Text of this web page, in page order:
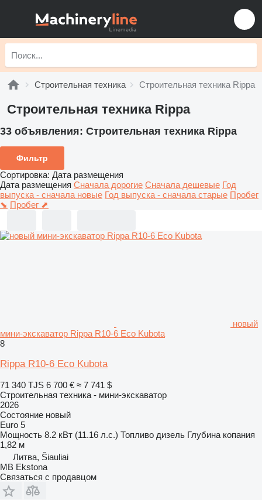
Строительная техника Строительная техника Rippa
Строительная техника Rippa
33 объявления: Строительная техника Rippa
Фильтр
Сортировка: Дата размещения
Дата размещения Сначала дорогие Сначала дешевые Год
выпуска - сначала новые Год выпуска - сначала старые Пробег
⬊ Пробег ⬈
новый
мини-экскаватор Rippa R10-6 Eco Kubota
8
Rippa R10-6 Eco Kubota
71 340 TJS 6 700 € ≈ 7 741 $
Строительная техника - мини-экскаватор
2026
Состояние новый
Euro 5
Мощность 8.2 кВт (11.16 л.с.) Топливо дизель Глубина копания
1,82 м
Литва, Šiauliai
MB Ekstona
Связаться с продавцом